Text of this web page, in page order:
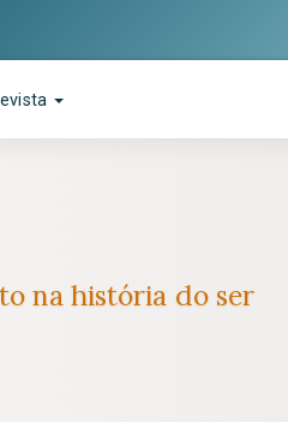
na história do ser